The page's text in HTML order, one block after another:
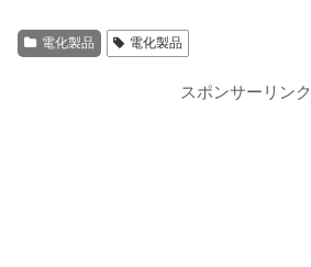
電化製品 電化製品
スポンサーリンク